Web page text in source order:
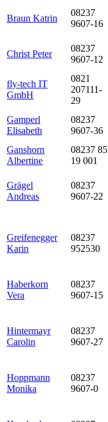
Braun Katrin
08237
9607-16
Christ Peter
08237
9607-12
fly-tech IT
GmbH
0821
207111-
29
Gamperl
Elisabeth
08237
9607-36
Ganshorn
Albertine
08237 85
19 001
Grägel
Andreas
08237
9607-22
Greifenegger
Karin
08237
952530
Haberkorn
Vera
08237
9607-15
Hintermayr
Carolin
08237
9607-27
Hoppmann
Monika
08237
9607-0